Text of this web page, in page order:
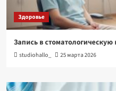
Здоровье
Запись в
studiohallo_ 25 марта 2026